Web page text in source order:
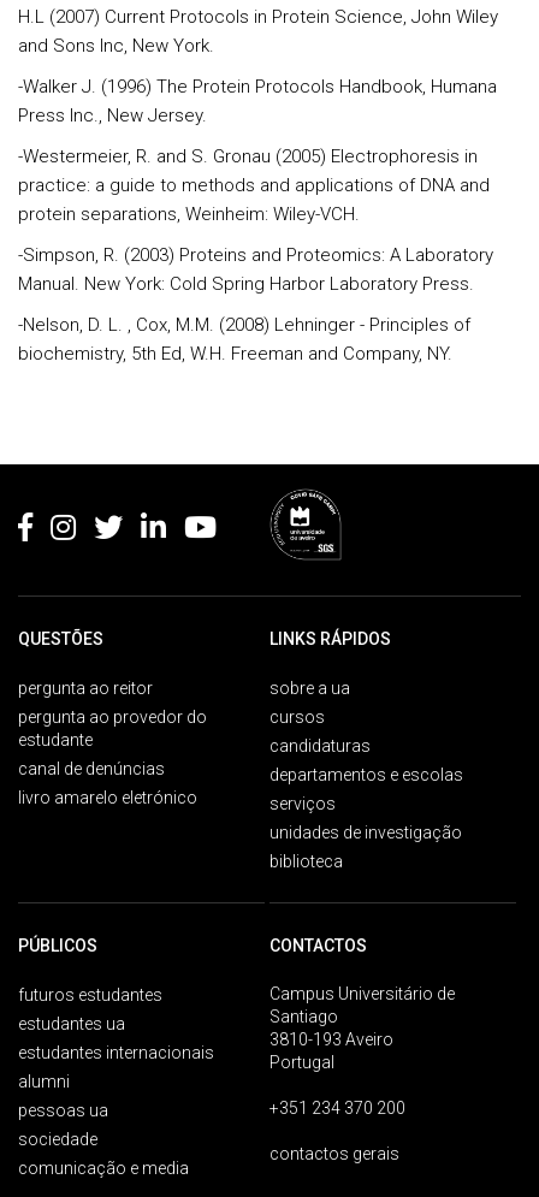
H.L (2007) Current Protocols in Protein Science, John Wiley
and Sons Inc, New York.
-Walker J. (1996) The Protein Protocols Handbook, Humana
Press Inc., New Jersey.
-Westermeier, R. and S. Gronau (2005) Electrophoresis in
practice: a guide to methods and applications of DNA and
protein separations, Weinheim: Wiley-VCH.
-Simpson, R. (2003) Proteins and Proteomics: A Laboratory
Manual. New York: Cold Spring Harbor Laboratory Press.
-Nelson, D. L. , Cox, M.M. (2008) Lehninger - Principles of
biochemistry, 5th Ed, W.H. Freeman and Company, NY.
QUESTÕES
pergunta ao reitor
pergunta ao provedor do
estudante
canal de denúncias
livro amarelo eletrónico
LINKS RÁPIDOS
sobre a ua
cursos
candidaturas
departamentos e escolas
serviços
unidades de investigação
biblioteca
PÚBLICOS
futuros estudantes
estudantes ua
estudantes internacionais
alumni
pessoas ua
sociedade
comunicação e media
CONTACTOS
Campus Universitário de
Santiago
3810-193 Aveiro
Portugal
+351 234 370 200
contactos gerais